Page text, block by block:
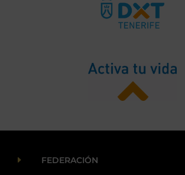
E FEDERACIÓN